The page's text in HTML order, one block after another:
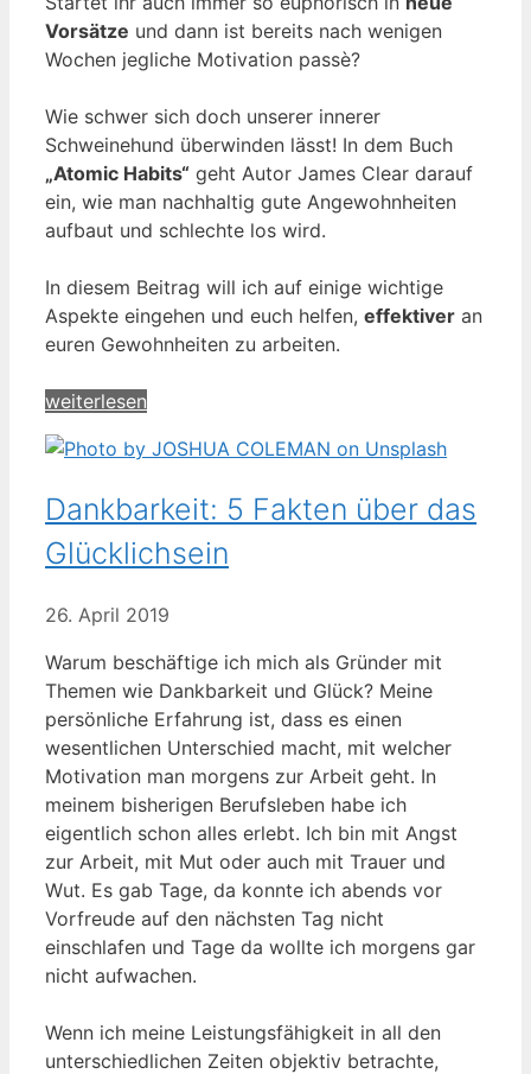
Vorsätze und dann ist bereits nach wenigen
Wochen jegliche Motivation passè?
Wie schwer sich doch unserer innerer
Schweinehund überwinden lässt! In dem Buch
„Atomic Habits“ geht Autor James Clear darauf
ein, wie man nachhaltig gute Angewohnheiten
aufbaut und schlechte los wird.
In diesem Beitrag will ich auf einige wichtige
Aspekte eingehen und euch helfen, effektiver an
euren Gewohnheiten zu arbeiten.
weiterlesen
Dankbarkeit: 5 Fakten über das
Glücklichsein
26. April 2019
Warum beschäftige ich mich als Gründer mit
Themen wie Dankbarkeit und Glück? Meine
persönliche Erfahrung ist, dass es einen
wesentlichen Unterschied macht, mit welcher
Motivation man morgens zur Arbeit geht. In
meinem bisherigen Berufsleben habe ich
eigentlich schon alles erlebt. Ich bin mit Angst
zur Arbeit, mit Mut oder auch mit Trauer und
Wut. Es gab Tage, da konnte ich abends vor
Vorfreude auf den nächsten Tag nicht
einschlafen und Tage da wollte ich morgens gar
nicht aufwachen.
Wenn ich meine Leistungsfähigkeit in all den
unterschiedlichen Zeiten objektiv betrachte,